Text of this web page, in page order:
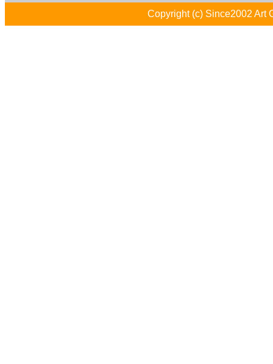
Copyright (c) Since2002 Art